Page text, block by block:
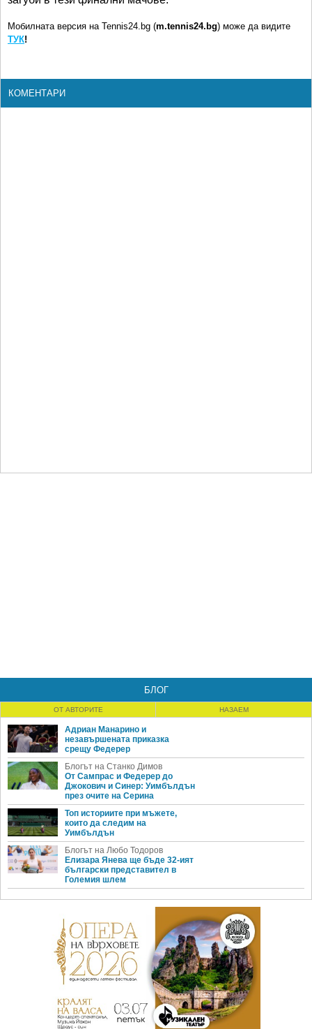
Мобилната версия на Tennis24.bg (m.tennis24.bg) може да видите
ТУК!
КОМЕНТАРИ
БЛОГ
ОТ АВТОРИТЕ НАЗАЕМ
Адриан Манарино и
незавършената приказка
срещу Федерер
Блогът на Станко Димов
От Сампрас и Федерер до
Джокович и Синер: Уимбълдън
през очите на Серина
Топ историите при мъжете,
които да следим на
Уимбълдън
Блогът на Любо Тодоров
Елизара Янева ще бъде 32-ият
български представител в
Големия шлем